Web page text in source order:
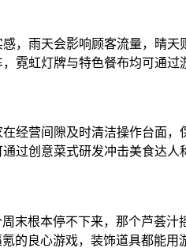
，雨天会影响顾客流量，晴
霓虹灯牌与特色餐布均可通过
经营间隙及时清洁操作台面
过创意菜式研发冲击美食达人
周末根本停不下来，那个芦荟汁
的良心游戏，装饰道具都能用